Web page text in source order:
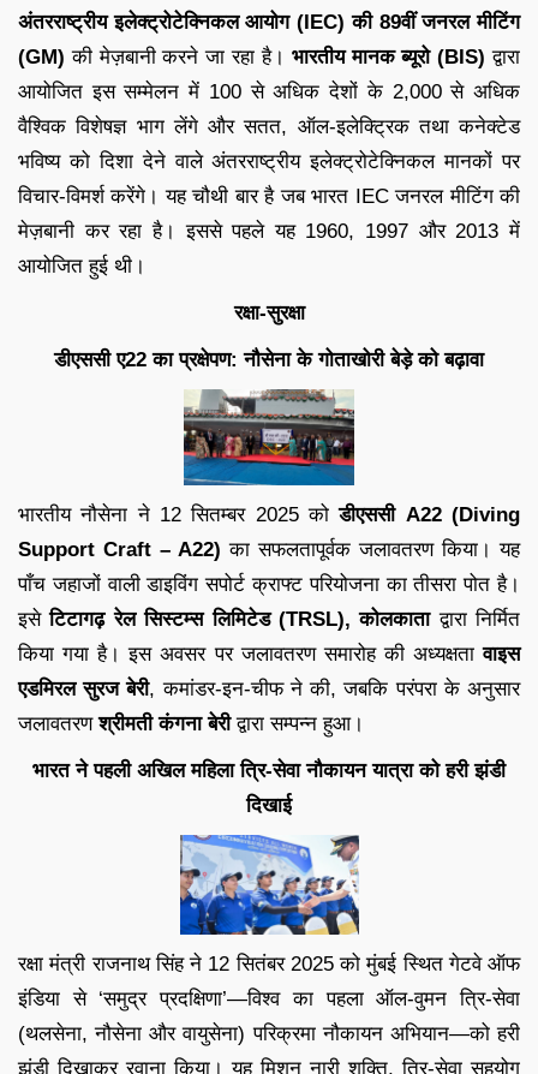
अंतरराष्ट्रीय इलेक्ट्रोटेक्निकल आयोग (IEC) की 89वीं जनरल मीटिंग
(GM) की मेज़बानी करने जा रहा है। भारतीय मानक ब्यूरो (BIS) द्वारा
आयोजित इस सम्मेलन में 100 से अधिक देशों के 2,000 से अधिक
वैश्विक विशेषज्ञ भाग लेंगे और सतत, ऑल-इलेक्ट्रिक तथा कनेक्टेड
भविष्य को दिशा देने वाले अंतरराष्ट्रीय इलेक्ट्रोटेक्निकल मानकों पर
विचार-विमर्श करेंगे। यह चौथी बार है जब भारत IEC जनरल मीटिंग की
मेज़बानी कर रहा है। इससे पहले यह 1960, 1997 और 2013 में
आयोजित हुई थी।
रक्षा-सुरक्षा
डीएससी ए22 का प्रक्षेपण: नौसेना के गोताखोरी बेड़े को बढ़ावा
भारतीय नौसेना ने 12 सितम्बर 2025 कोडीएससी A22 (Diving
Support Craft – A22) का सफलतापूर्वक जलावतरण किया। यह
पाँच जहाजों वाली डाइविंग सपोर्ट क्राफ्ट परियोजना का तीसरा पोत है।
इसेटिटागढ़ रेल सिस्टम्स लिमिटेड (TRSL), कोलकाताद्वारा निर्मित
किया गया है। इस अवसर पर जलावतरण समारोह की अध्यक्षतावाइस
एडमिरल सुरज बेरी, कमांडर-इन-चीफ ने की, जबकि परंपरा के अनुसार
जलावतरणश्रीमती कंगना बेरीद्वारा सम्पन्न हुआ।
भारत ने पहली अखिल महिला त्रि-सेवा नौकायन यात्रा को हरी झंडी
दिखाई
रक्षा मंत्री राजनाथ सिंह ने 12 सितंबर 2025 को मुंबई स्थित गेटवे ऑफ
इंडिया से ‘समुद्र प्रदक्षिणा’—विश्व का पहला ऑल-वुमन त्रि-सेवा
(थलसेना, नौसेना और वायुसेना) परिक्रमा नौकायन अभियान—को हरी
झंडी दिखाकर रवाना किया। यह मिशन नारी शक्ति, त्रि-सेवा सहयोग